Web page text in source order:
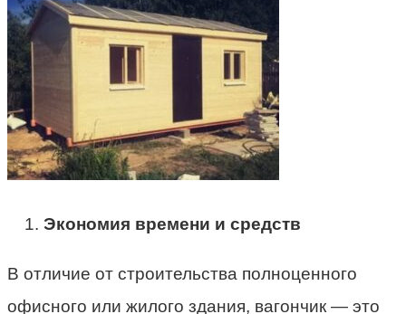
Экономия времени и средств
В отличие от строительства полноценного
офисного или жилого здания, вагончик — это